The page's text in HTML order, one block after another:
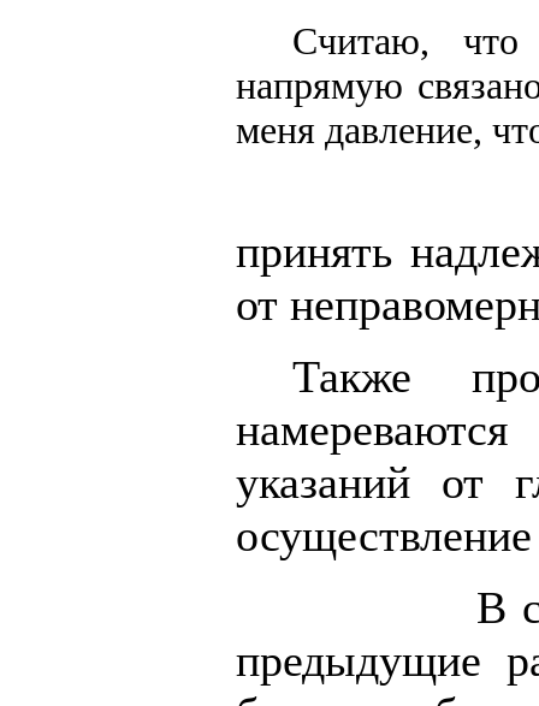
Считаю, что
напрямую
меня давление,
принять
от
Также
указаний от
В
предыдущие